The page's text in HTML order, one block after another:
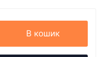
В кошик